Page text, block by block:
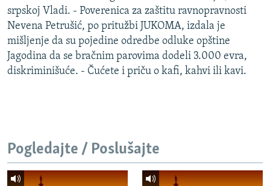
srpskoj Vladi. - Poverenica za zaštitu ravnopravnosti
Nevena Petrušić, po pritužbi JUKOMA, izdala je
mišljenje da su pojedine odredbe odluke opštine
Jagodina da se bračnim parovima dodeli 3.000 evra,
diskriminišuće. - Čućete i priču o kafi, kahvi ili kavi.
Pogledajte / Poslušajte